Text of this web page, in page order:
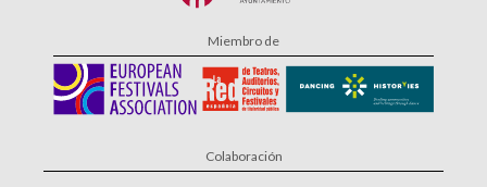
Miembro de
Colaboración